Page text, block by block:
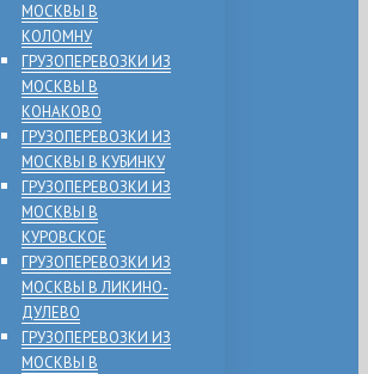
МОСКВЫ В
КОЛОМНУ
ГРУЗОПЕРЕВОЗКИ ИЗ
МОСКВЫ В
КОНАКОВО
ГРУЗОПЕРЕВОЗКИ ИЗ
МОСКВЫ В КУБИНКУ
ГРУЗОПЕРЕВОЗКИ ИЗ
МОСКВЫ В
КУРОВСКОЕ
ГРУЗОПЕРЕВОЗКИ ИЗ
МОСКВЫ В ЛИКИНО-
ДУЛЕВО
ГРУЗОПЕРЕВОЗКИ ИЗ
МОСКВЫ В